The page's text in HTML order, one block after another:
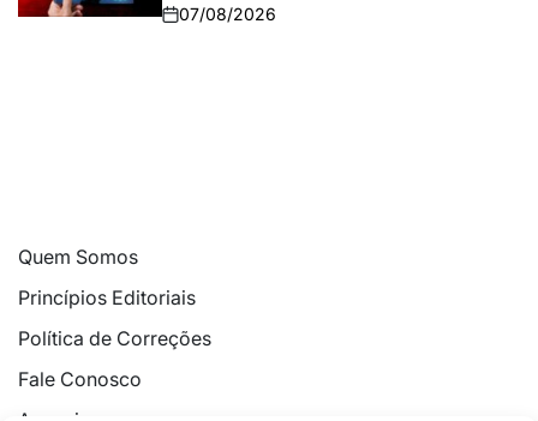
07/08/2026
Quem Somos
Princípios Editoriais
Política de Correções
Fale Conosco